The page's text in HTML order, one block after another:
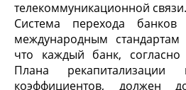
телекоммуникационной связи.
Система перехода
международным
что каждый банк,
Плана рекапитализации
коэффициентов, должен